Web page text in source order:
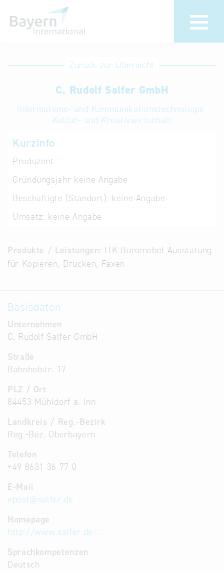
Anmeldung
Unternehmen
Institution
Eintrag
löschen
Aktualisieren
Sie Ihren
Datenbank
Datenbanken
Zurück zur Übersicht
C. Rudolf Salfer GmbH
Informations- und Kommunikationstechnologie,
Kultur- und Kreativwirtschaft
Kurzinfo
Produzent
Gründungsjahr keine Angabe
Beschäftigte (Standort): keine Angabe
Umsatz: keine Angabe
Produkte / Leistungen: ITK Büromöbel Ausstatung
für Kopieren, Drucken, Faxen
Basisdaten
Unternehmen
C. Rudolf Salfer GmbH
Straße
Bahnhofstr. 17
PLZ / Ort
84453 Mühldorf a. Inn
Landkreis / Reg.-Bezirk
Reg.-Bez. Oberbayern
Telefon
+49 8631 36 77 0
E-Mail
epost@salfer.de
Homepage
http://www.salfer.de
Sprachkompetenzen
Deutsch